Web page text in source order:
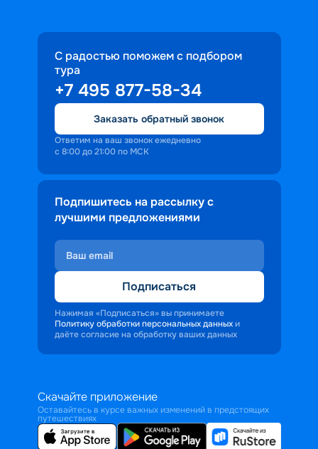
С радостью поможем с подбором
тура
+7 495 877-58-34
Заказать обратный звонок
Ответим на ваш звонок ежедневно
с 8:00 до 21:00 по МСК
Подпишитесь на рассылку с
лучшими предложениями
Подписаться
Нажимая «Подписаться» вы принимаете
Политику обработки персональных данных и
даёте согласие на обработку ваших данных
Скачайте приложение
Оставайтесь в курсе важных изменений в предстоящих
путешествиях